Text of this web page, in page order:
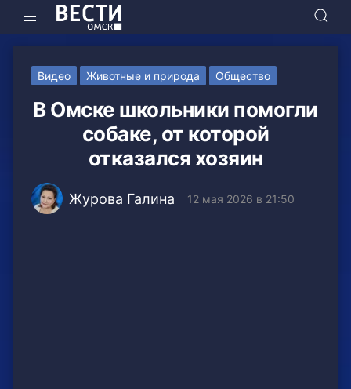
Видео Животные и природа Общество
В Омске школьники помогли
собаке, от которой
отказался хозяин
Журова Галина 12 мая 2026 в 21:50